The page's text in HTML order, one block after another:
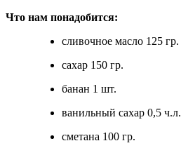
Что нам понадобится:
сливочное масло 125 гр.
сахар 150 гр.
банан 1 шт.
ванильный сахар 0,5 ч.л.
сметана 100 гр.